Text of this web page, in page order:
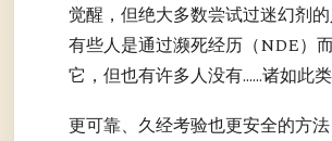
觉醒，但绝大多数尝试过迷幻剂的
有些人是通过濒死经历（NDE）
它，但也有许多人没有……诸如此类
更可靠、久经考验也更安全的方